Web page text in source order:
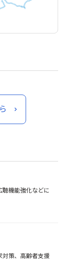
機能強化などに
対策、高齢者支援